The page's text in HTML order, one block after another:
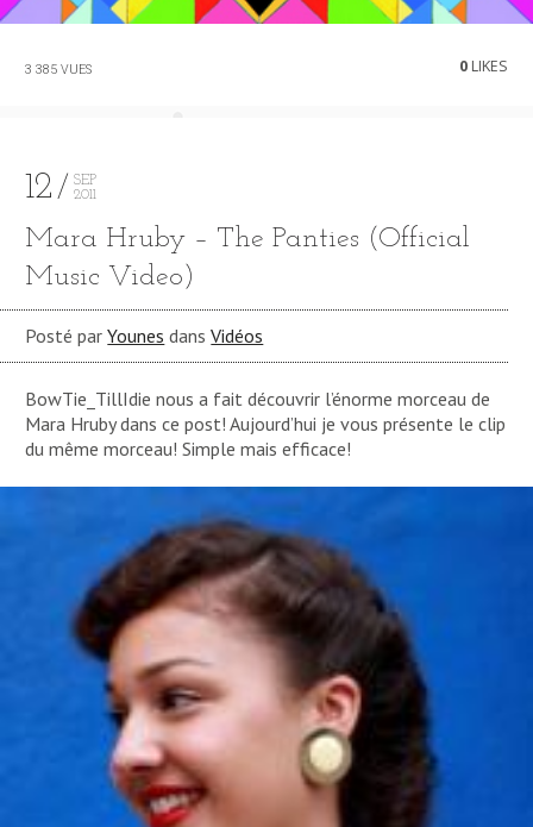
3 385 VUES 0LIKES
12
SEP
2011
Mara Hruby – The Panties (Official
Music Video)
Posté parYounes dansVidéos
BowTie_TillIdie nous a fait découvrir l’énorme morceau de
Mara Hruby dans ce post! Aujourd’hui je vous présente le clip
du même morceau! Simple mais efficace!